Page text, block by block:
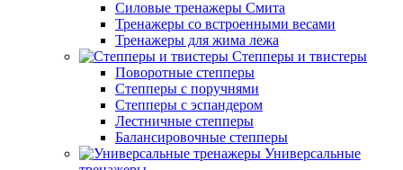
Силовые тренажеры Смита
Тренажеры со встроенными весами
Тренажеры для жима лежа
Степперы и твистеры
Поворотные степперы
Степперы с поручнями
Степперы с эспандером
Лестничные степперы
Балансировочные степперы
Универсальные